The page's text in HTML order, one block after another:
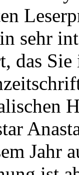
sehr
das
Jahr